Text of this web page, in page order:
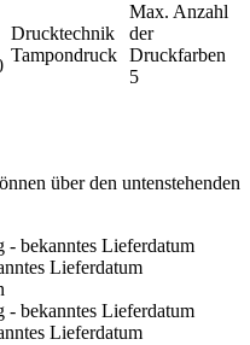
Drucktechnik
Tampondruck
Max. Anzahl
der
Druckfarben
5
über den untenstehenden
- bekanntes Lieferdatum
Lieferdatum
- bekanntes Lieferdatum
Lieferdatum